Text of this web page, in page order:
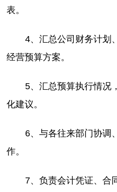
表。
4、汇总公司财务计划
经营预算方案。
5、汇总预算执行情况
化建议。
6、与各往来部门协调
作。
7、负责会计凭证、合